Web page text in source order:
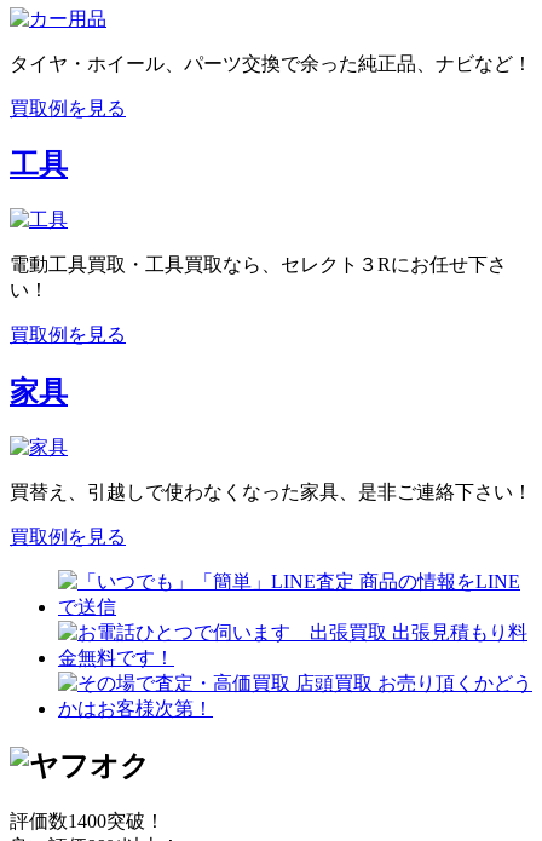
タイヤ・ホイール、パーツ交換で余った純正品、ナビなど！
買取例を見る
工具
電動工具買取・工具買取なら、セレクト３Rにお任せ下さ
い！
買取例を見る
家具
買替え、引越しで使わなくなった家具、是非ご連絡下さい！
買取例を見る
評価数1400突破！